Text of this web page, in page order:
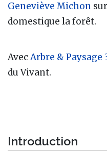
Geneviève Michon
domestique la forêt.
AvecArbre & Paysage
du Vivant.
Introduction